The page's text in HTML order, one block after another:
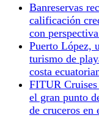
Banreservas
calificación
con
Puerto López,
turismo de
costa
FITUR
el gran punto
de cruceros en